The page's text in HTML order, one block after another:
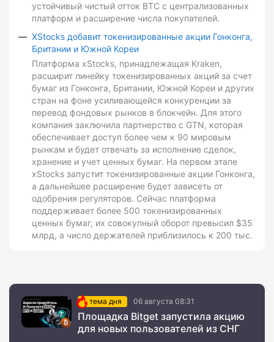
устойчивый чистый отток BTC с централизованных
платформ и расширение числа покупателей.
XStocks добавит токенизированные акции Гонконга,
Британии и Южной Кореи
Платформа xStocks, принадлежащая Kraken,
расширит линейку токенизированных акций за счет
бумаг из Гонконга, Британии, Южной Кореи и других
стран на фоне усиливающейся конкуренции за
перевод фондовых рынков в блокчейн. Для этого
компания заключила партнерство с GTN, которая
обеспечивает доступ более чем к 90 мировым
рынкам и будет отвечать за исполнение сделок,
хранение и учет ценных бумаг. На первом этапе
xStocks запустит токенизированные акции Гонконга,
а дальнейшее расширение будет зависеть от
одобрения регуляторов. Сейчас платформа
поддерживает более 500 токенизированных
ценных бумаг, их совокупный оборот превысил $35
млрд, а число держателей приблизилось к 200 тыс.
тема дня 06 августа 08:31
Площадка Bitget запустила акцию
для новых пользователей из СНГ